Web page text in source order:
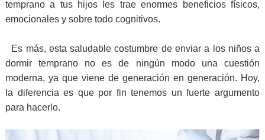
temprano a tus hijos les trae enormes beneficios físicos,
emocionales y sobre todo cognitivos.
Es más, esta saludable costumbre de enviar a los niños a
dormir temprano no es de ningún modo una cuestión
moderna, ya que viene de generación en generación. Hoy,
la diferencia es que por fin tenemos un fuerte argumento
para hacerlo.